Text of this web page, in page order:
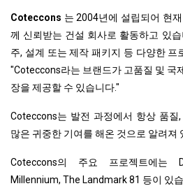
Coteccons 는 2004년에 설립되어 현
께 신뢰받는 건설 회사로 활동하고 있
주, 설계 또는 제작 패키지 등 다양한 프
"Coteccons라는 브랜드가 고품질 및 국
장을 제공할 수 있습니다."
Coteccons는 발전 과정에서 항상 품질
많은 귀중한 기여를 해온 것으로 알려져
Coteccons의 주요 프로젝트에는
Millennium, The Landmark 81 등이 있